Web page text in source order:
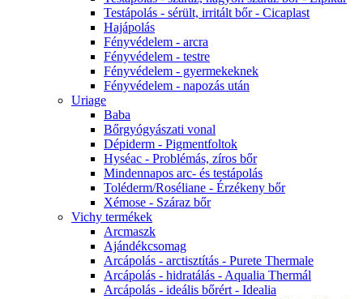
Testápolás - sérült, irritált bőr - Cicaplast
Hajápolás
Fényvédelem - arcra
Fényvédelem - testre
Fényvédelem - gyermekeknek
Fényvédelem - napozás után
Uriage
Baba
Bőrgyógyászati vonal
Dépiderm - Pigmentfoltok
Hyséac - Problémás, zíros bőr
Mindennapos arc- és testápolás
Toléderm/Roséliane - Érzékeny bőr
Xémose - Száraz bőr
Vichy termékek
Arcmaszk
Ajándékcsomag
Arcápolás - arctisztítás - Purete Thermale
Arcápolás - hidratálás - Aqualia Thermál
Arcápolás - ideális bőrért - Idealia